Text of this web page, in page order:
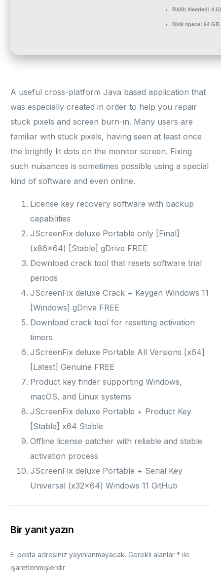
RAM: Needed: 4
Disk space: 64
A useful cross-platform Java based application that
was especially created in order to help you repair
stuck pixels and screen burn-in. Many users are
familiar with stuck pixels, having seen at least once
the brightly lit dots on the monitor screen. Fixing
such nuisances is sometimes possible using a special
kind of software and even online.
License key recovery software with backup
capabilities
JScreenFix deluxe Portable only [Final]
(x86x64) [Stable] gDrive FREE
Download crack tool that resets software trial
periods
JScreenFix deluxe Crack + Keygen Windows 11
[Windows] gDrive FREE
Download crack tool for resetting activation
timers
JScreenFix deluxe Portable All Versions [x64]
[Latest] Genuine FREE
Product key finder supporting Windows,
macOS, and Linux systems
JScreenFix deluxe Portable + Product Key
[Stable] x64 Stable
Offline license patcher with reliable and stable
activation process
JScreenFix deluxe Portable + Serial Key
Universal (x32x64) Windows 11 GitHub
Bir yanıt yazın
E-posta adresiniz yayınlanmayacak. Gerekli alanlar* ile
işaretlenmişlerdir